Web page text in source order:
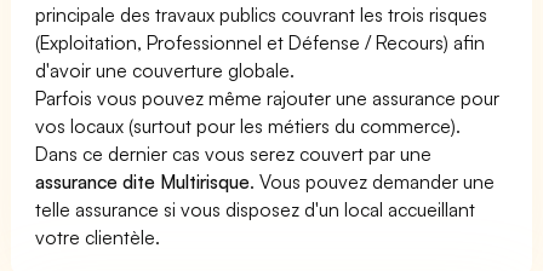
principale des travaux publics couvrant les trois risques
(Exploitation, Professionnel et Défense / Recours) afin
d'avoir une couverture globale.
Parfois vous pouvez même rajouter une assurance pour
vos locaux (surtout pour les métiers du commerce).
Dans ce dernier cas vous serez couvert par une
assurance dite Multirisque. Vous pouvez demander une
telle assurance si vous disposez d'un local accueillant
votre clientèle.